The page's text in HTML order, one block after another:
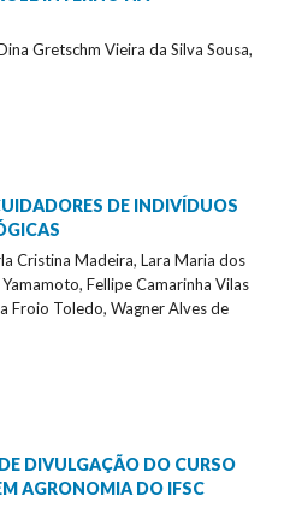
Gretschm Vieira da Silva Sousa,
DE INDIVÍDUOS
Cristina Madeira, Lara Maria dos
Fellipe Camarinha Vilas
Froio Toledo, Wagner Alves de
DIVULGAÇÃO DO CURSO
AGRONOMIA DO IFSC